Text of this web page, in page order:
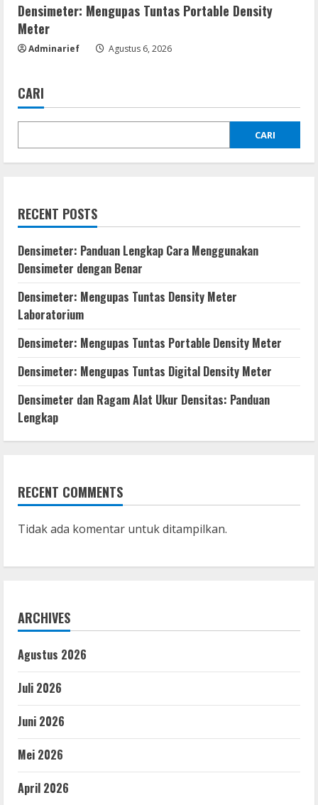
Densimeter: Mengupas Tuntas Portable Density
Meter
Adminarief Agustus 6, 2026
CARI
CARI
RECENT POSTS
Densimeter: Panduan Lengkap Cara Menggunakan
Densimeter dengan Benar
Densimeter: Mengupas Tuntas Density Meter
Laboratorium
Densimeter: Mengupas Tuntas Portable Density Meter
Densimeter: Mengupas Tuntas Digital Density Meter
Densimeter dan Ragam Alat Ukur Densitas: Panduan
Lengkap
RECENT COMMENTS
Tidak ada komentar untuk ditampilkan.
ARCHIVES
Agustus 2026
Juli 2026
Juni 2026
Mei 2026
April 2026